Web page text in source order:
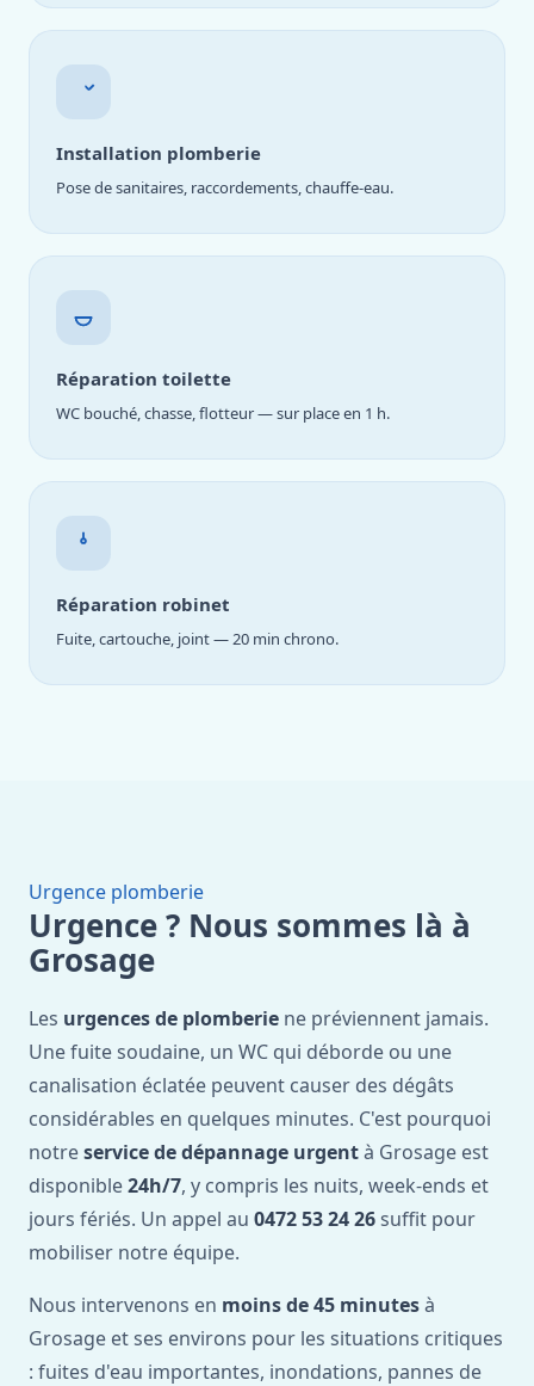
Installation plomberie
Pose de sanitaires, raccordements, chauffe-eau.
Réparation toilette
WC bouché, chasse, flotteur — sur place en 1 h.
Réparation robinet
Fuite, cartouche, joint — 20 min chrono.
Urgence plomberie
Urgence ? Nous sommes là à
Grosage
Les urgences de plomberie ne préviennent jamais.
Une fuite soudaine, un WC qui déborde ou une
canalisation éclatée peuvent causer des dégâts
considérables en quelques minutes. C'est pourquoi
notreservice de dépannage urgentà Grosage est
disponible24h/7, y compris les nuits, week-ends et
jours fériés. Un appel au 0472 53 24 26 suffit pour
mobiliser notre équipe.
Nous intervenons en moins de 45 minutesà
Grosage et ses environs pour les situations critiques
: fuites d'eau importantes, inondations, pannes de